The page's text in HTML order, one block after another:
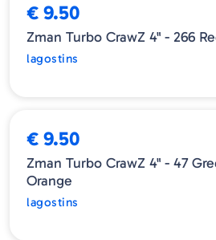
€ 9.50
Zman Turbo CrawZ 4" - 266
lagostins
€ 9.50
Zman Turbo CrawZ 4" - 47
Orange
lagostins